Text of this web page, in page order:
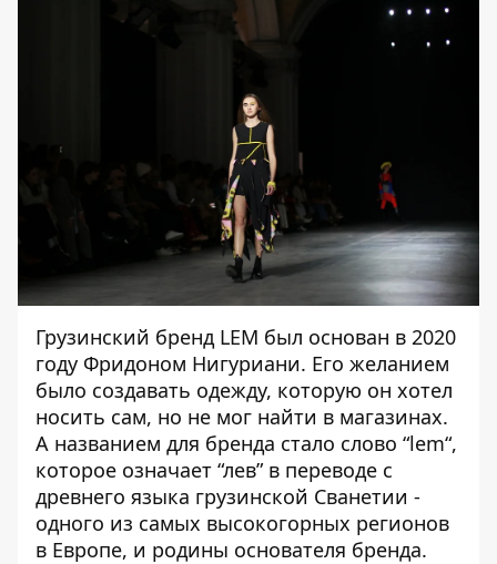
Грузинский бренд LEM был основан в 2020
году Фридоном Нигуриани. Его желанием
было создавать одежду, которую он хотел
носить сам, но не мог найти в магазинах.
А названием для бренда стало слово “lem“,
которое означает “лев” в переводе с
древнего языка грузинской Сванетии -
одного из самых высокогорных регионов
в Европе, и родины основателя бренда.